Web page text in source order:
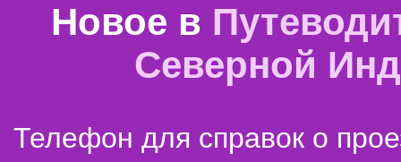
Новое в
Северной
Телефон для справок о